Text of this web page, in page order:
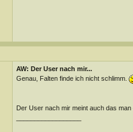
AW: Der User nach mir...
Genau, Falten finde ich nicht schlimm.
Der User nach mir meint auch das man